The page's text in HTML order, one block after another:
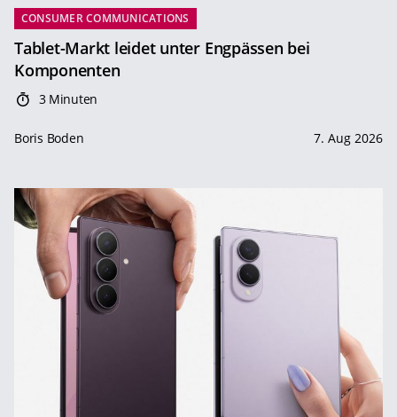
CONSUMER COMMUNICATIONS
Tablet-Markt leidet unter Engpässen bei
Komponenten
3 Minuten
Boris Boden 7. Aug 2026